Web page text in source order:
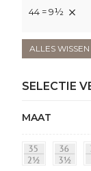
44 = 9½
ALLES WISSEN
SELECTIE
MAAT